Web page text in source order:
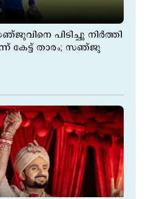
പിടിച്ചു നിര്‍ത്തി
കേട്ട് താരം; സഞ്ജു